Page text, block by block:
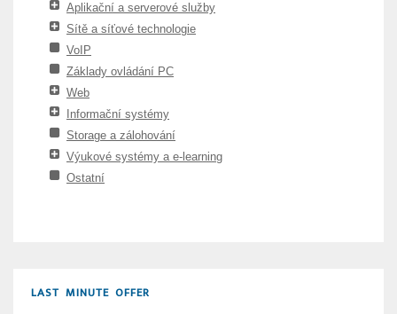
Aplikační a serverové služby
Sítě a síťové technologie
VoIP
Základy ovládání PC
Web
Informační systémy
Storage a zálohování
Výukové systémy a e-learning
Ostatní
LAST MINUTE OFFER